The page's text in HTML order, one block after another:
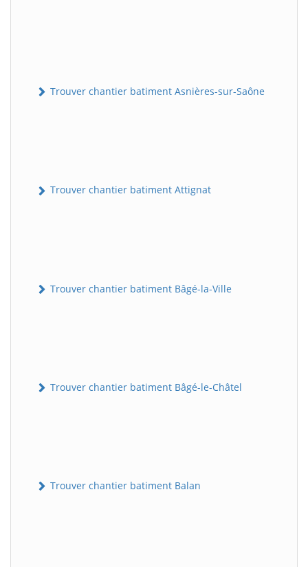
Trouver chantier batiment Asnières-sur-Saône
Trouver chantier batiment Attignat
Trouver chantier batiment Bâgé-la-Ville
Trouver chantier batiment Bâgé-le-Châtel
Trouver chantier batiment Balan